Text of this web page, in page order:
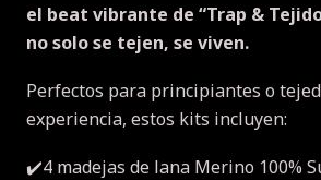
el beat vibrante de “Trap &
no solo se tejen, se viven.
Perfectos para principiantes o
experiencia, estos kits incluyen:
✔️4 madejas de lana Merino 100%